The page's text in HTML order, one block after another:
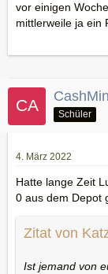
vor einigen
mittlerweile ja ein
Schüler
4. März 2022
Hatte lange Zeit
0 aus dem Depot
Zitat von
Ist jemand von